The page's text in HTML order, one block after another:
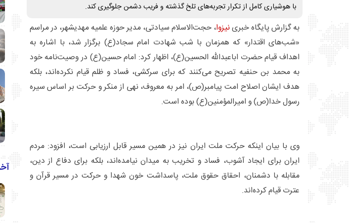
با هوشیاری کامل از تکرار تجربه‌های تلخ گذشته و فریب دشمن جلوگیری کند.
به گزارش پایگاه خبرینیزوا، حجت‌الاسلام سیادتی، مدیر حوزه علمیه مهدیشهر، در مراسم
«شب‌های اقتدار» که همزمان با شب شهادت امام سجاد(ع) برگزار شد، با اشاره به
اهداف قیام حضرت اباعبدالله الحسین(ع)، اظهار کرد: امام حسین(ع) در وصیت‌نامه خود
به محمد بن حنفیه تصریح می‌کنند که برای سرکشی، فساد و ظلم قیام نکرده‌اند، بلکه
هدف ایشان اصلاح امت پیامبر(ص)، امر به معروف، نهی از منکر و حرکت بر اساس سیره
رسول خدا(ص) و امیرالمؤمنین(ع) بوده است.
وی با بیان اینکه حرکت ملت ایران نیز در همین مسیر قابل ارزیابی است، افزود: مردم
ایران برای ایجاد آشوب، فساد و تخریب به میدان نیامده‌اند، بلکه برای دفاع از دین،
مقابله با دشمنان، احقاق حقوق ملت، پاسداشت خون شهدا و حرکت در مسیر قرآن و
عترت قیام کرده‌اند.